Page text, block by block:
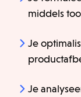
middels
Je
Je